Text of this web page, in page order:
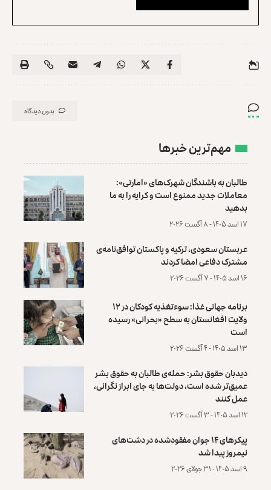
بدون دیدگاه
مهم‌ترین خبرها
طالبان به باشندگان شهرک‌های «امارتی»:
معاملات جدید ممنوع است و کرایه را به ما
بدهید
۱۷ اسد ۱۴۰۵ - ۸ آگست ۲۰۲۶
عربستان سعودی، ترکیه و پاکستان توافق‌نامه‌ی
مشترک دفاعی امضا کردند
۱۶ اسد ۱۴۰۵ - ۷ آگست ۲۰۲۶
برنامه جهانی غذا: سوءتغذیه کودکان در ۱۲
ولایت افغانستان به سطح «بحرانی» رسیده
است
۱۳ اسد ۱۴۰۵ - ۴ آگست ۲۰۲۶
دیدبان حقوق بشر: حمله‌ی طالبان به حقوق بشر
عمیق‌تر شده است، دولت‌ها به جای ابراز نگرانی،
عمل کنند
۱۲ اسد ۱۴۰۵ - ۳ آگست ۲۰۲۶
پیکرهای ۱۴ جوان مفقودشده در دشت‌های
نیمروز پیدا شد
۹ اسد ۱۴۰۵ - ۳۱ جولای ۲۰۲۶